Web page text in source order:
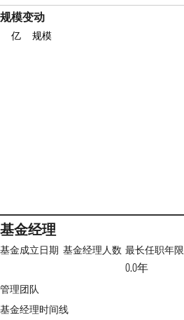
规模变动
亿
规模
基金经理
基金成立日期 基金经理人数 最长任职年限
0.0年
管理团队
基金经理时间线